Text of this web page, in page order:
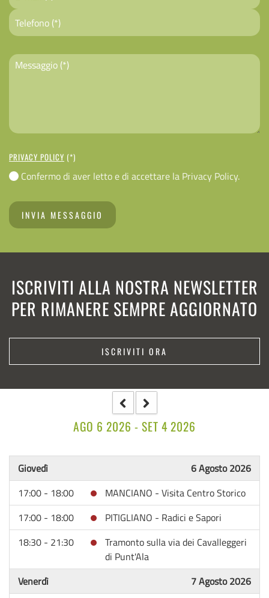
PRIVACY POLICY (*)
Confermo di aver letto e di accettare la Privacy Policy.
INVIA MESSAGGIO
ISCRIVITI ALLA NOSTRA NEWSLETTER
PER RIMANERE SEMPRE AGGIORNATO
ISCRIVITI ORA
AGO 6 2026 - SET 4 2026
Giovedì
6 Agosto 2026
17:00 - 18:00
MANCIANO - Visita Centro Storico
17:00 - 18:00
PITIGLIANO - Radici e Sapori
18:30 - 21:30
Tramonto sulla via dei Cavalleggeri
di Punt'Ala
Venerdì
7 Agosto 2026